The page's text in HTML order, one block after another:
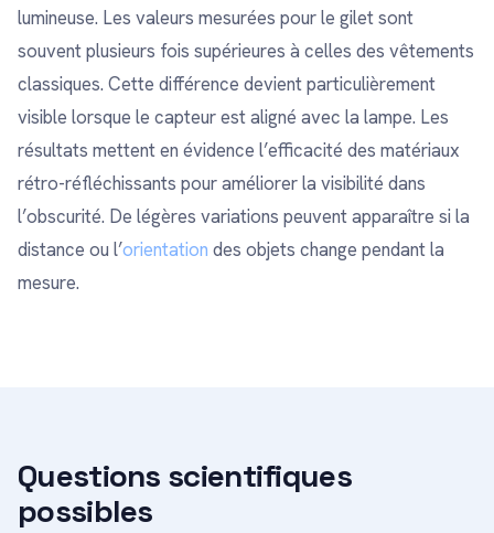
lumineuse. Les valeurs mesurées pour le gilet sont
souvent plusieurs fois supérieures à celles des vêtements
classiques. Cette différence devient particulièrement
visible lorsque le capteur est aligné avec la lampe. Les
résultats mettent en évidence l’efficacité des matériaux
rétro-réfléchissants pour améliorer la visibilité dans
l’obscurité. De légères variations peuvent apparaître si la
distance ou l’orientation des objets change pendant la
mesure.
Questions scientifiques
possibles